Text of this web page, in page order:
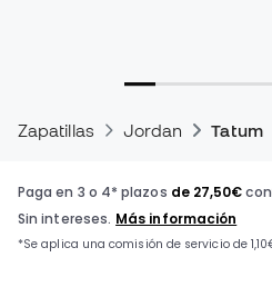
Zapatillas Jordan Tatum